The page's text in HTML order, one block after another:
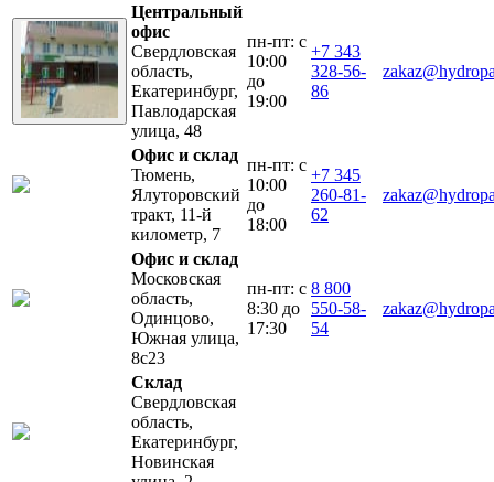
Центральный
офис
Свердловская
область,
Екатеринбург,
Павлодарская
улица, 48
пн-пт: с
10:00
до
19:00
+7 343
328-56-
86
Офис и склад
Тюмень,
Ялуторовский
тракт, 11-й
километр, 7
пн-пт: с
10:00
до
18:00
+7 345
260-81-
62
Офис и склад
Московская
область,
Одинцово,
Южная улица,
8с23
пн-пт: с
8:30 до
17:30
8 800
550-58-
54
Склад
Свердловская
область,
Екатеринбург,
Новинская